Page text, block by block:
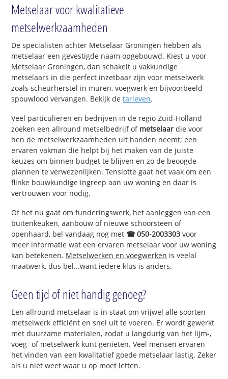
Metselaar voor kwalitatieve
metselwerkzaamheden
De specialisten achter Metselaar Groningen hebben als
metselaar een gevestigde naam opgebouwd. Kiest u voor
Metselaar Groningen, dan schakelt u vakkundige
metselaars in die perfect inzetbaar zijn voor metselwerk
zoals scheurherstel in muren, voegwerk en bijvoorbeeld
spouwlood vervangen. Bekijk detarieven.
Veel particulieren en bedrijven in de regio Zuid-Holland
zoeken een allround metselbedrijf of metselaar die voor
hen de metselwerkzaamheden uit handen neemt; een
ervaren vakman die helpt bij het maken van de juiste
keuzes om binnen budget te blijven en zo de beoogde
plannen te verwezenlijken. Tenslotte gaat het vaak om een
flinke bouwkundige ingreep aan uw woning en daar is
vertrouwen voor nodig.
Of het nu gaat om funderingswerk, het aanleggen van een
buitenkeuken, aanbouw of nieuwe schoorsteen of
openhaard, bel vandaag nog met ☎ 050-2003303 voor
meer informatie wat een ervaren metselaar voor uw woning
kan betekenen. Metselwerken en voegwerken is veelal
maatwerk, dus bel...want iedere klus is anders.
Geen tijd of niet handig genoeg?
Een allround metselaar is in staat om vrijwel alle soorten
metselwerk efficiënt en snel uit te voeren. Er wordt gewerkt
met duurzame materialen, zodat u langdurig van het lijm-,
voeg- of metselwerk kunt genieten. Veel mensen ervaren
het vinden van een kwalitatief goede metselaar lastig. Zeker
als u niet weet waar u op moet letten.